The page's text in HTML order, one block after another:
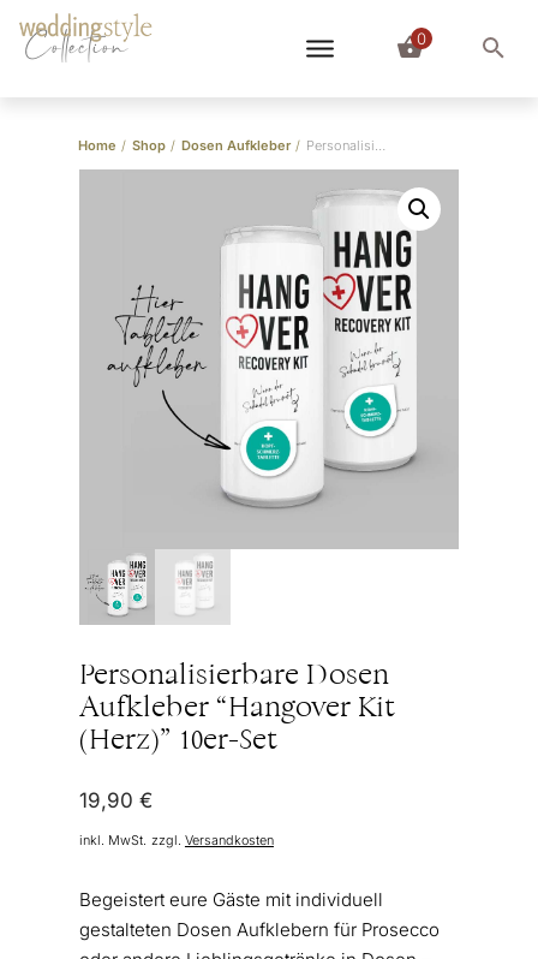
Collection 0
Home / Shop / Dosen Aufkleber / Personalisierbare Dosen Aufkleber “Hangover Kit (Herz)” 10er-Set
Personalisierbare Dosen
Aufkleber “Hangover Kit
(Herz)” 10er-Set
19,90 €
inkl. MwSt. zzgl. Versandkosten
Begeistert eure Gäste mit individuell
gestalteten Dosen Aufklebern für Prosecco